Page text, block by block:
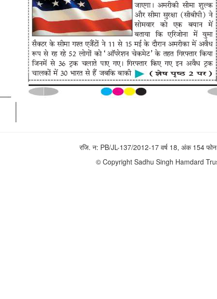
रजि. न: PB/JL-137/2012-17 वर्ष 18, अंक 154
© Copyright Sadhu Singh Hamdard